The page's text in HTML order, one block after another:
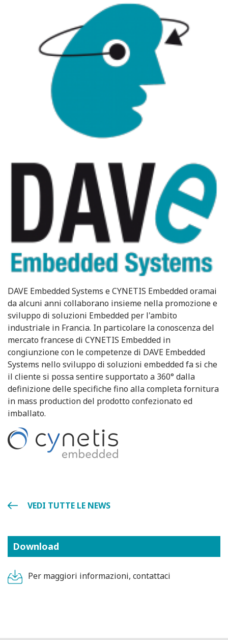
DAVE Embedded Systems e CYNETIS Embedded oramai
da alcuni anni collaborano insieme nella promozione e
sviluppo di soluzioni Embedded per l'ambito
industriale in Francia. In particolare la conoscenza del
mercato francese di CYNETIS Embedded in
congiunzione con le competenze di DAVE Embedded
Systems nello sviluppo di soluzioni embedded fa si che
il cliente si possa sentire supportato a 360° dalla
definizione delle specifiche fino alla completa fornitura
in mass production del prodotto confezionato ed
imballato.
VEDI TUTTE LE NEWS
Download
Per maggiori informazioni, contattaci